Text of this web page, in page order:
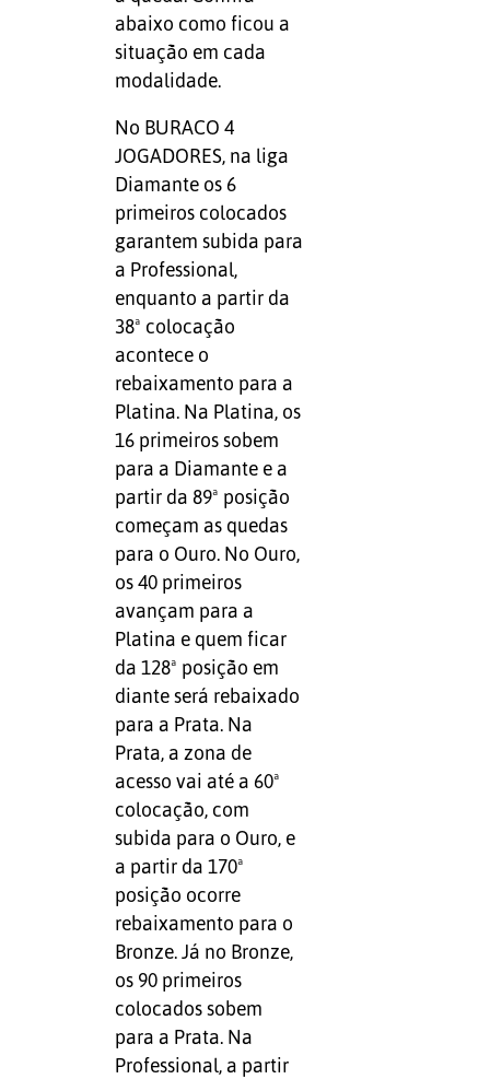
abaixo como ficou a
situação em cada
modalidade.
No BURACO 4
JOGADORES, na liga
Diamante os 6
primeiros colocados
garantem subida para
a Professional,
enquanto a partir da
38ª colocação
acontece o
rebaixamento para a
Platina. Na Platina, os
16 primeiros sobem
para a Diamante e a
partir da 89ª posição
começam as quedas
para o Ouro. No Ouro,
os 40 primeiros
avançam para a
Platina e quem ficar
da 128ª posição em
diante será rebaixado
para a Prata. Na
Prata, a zona de
acesso vai até a 60ª
colocação, com
subida para o Ouro, e
a partir da 170ª
posição ocorre
rebaixamento para o
Bronze. Já no Bronze,
os 90 primeiros
colocados sobem
para a Prata. Na
Professional, a partir